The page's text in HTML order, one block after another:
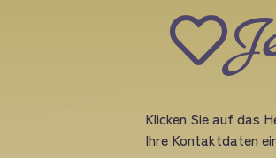
Klicken Sie auf das
Ihre Kontaktdaten